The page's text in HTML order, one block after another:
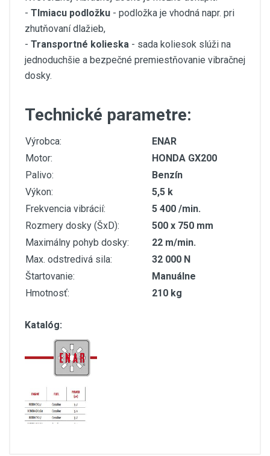
- Tlmiacu podložku - podložka je vhodná napr. pri
zhutňovaní dlažieb,
- Transportné kolieska - sada koliesok slúži na
jednoduchšie a bezpečné premiestňovanie vibračnej
dosky.
Technické parametre:
Výrobca:
ENAR
Motor:
HONDA GX200
Palivo:
Benzín
Výkon:
5,5 k
Frekvencia vibrácií:
5 400 /min.
Rozmery dosky (ŠxD):
500 x 750 mm
Maximálny pohyb dosky:
22 m/min.
Max. odstredivá sila:
32 000 N
Štartovanie:
Manuálne
Hmotnosť:
210 kg
Katalóg: